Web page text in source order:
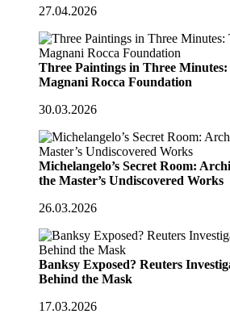
27.04.2026
Three Paintings in Three Minutes:
Magnani Rocca Foundation
30.03.2026
Michelangelo’s Secret Room:
the Master’s Undiscovered Works
26.03.2026
Banksy Exposed? Reuters
Behind the Mask
17.03.2026